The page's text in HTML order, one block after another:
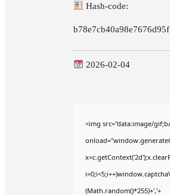
Hash-code:
2026-02-04
<img src="data:image/
(Math.random()*255)+','+